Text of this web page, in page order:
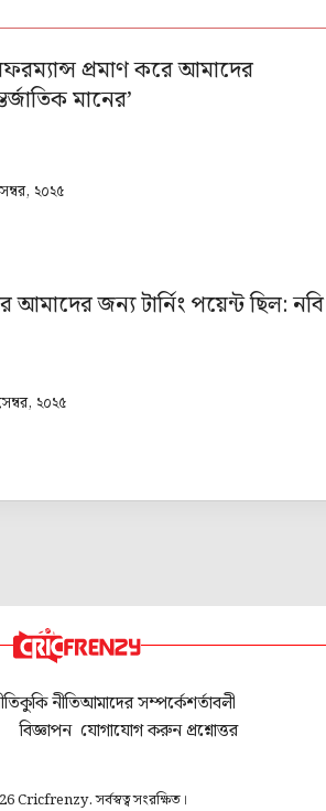
প্রমাণ করে আমাদের
মানের’
২০২৫
আমাদের জন্য টার্নিং পয়েন্ট ছিল: নবি
২০২৫
কুকি নীতি
বিজ্ঞাপন
আমাদের সম্পর্কে
যোগাযোগ করুন
শর্তাবলী
প্রশ্নোত্তর
Cricfrenzy. সর্বস্বত্ব সংরক্ষিত।